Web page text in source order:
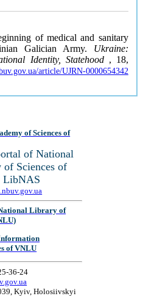
of medical and sanitary
Galician Army. Ukraine:
Identity, Statehood , 18,
article/UJRN-0000654342
of Sciences of
of National
of Sciences of
LibNAS
Library of
of VNLU
36-24
Kyiv, Holosiivskyi